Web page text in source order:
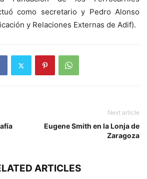
como secretario y Pedro Alonso
y Relaciones Externas de Adif).
Next article
Eugene Smith en la Lonja de
Zaragoza
ARTICLES